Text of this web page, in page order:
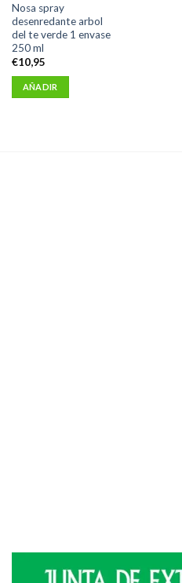
Nosa spray
desenredante arbol
del te verde 1 envase
250 ml
€10,95
AÑADIR